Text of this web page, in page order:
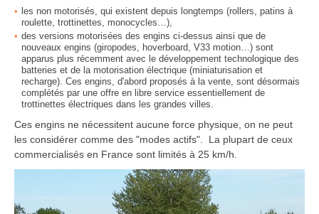
les non motorisés, qui existent depuis longtemps (rollers, patins à
roulette, trottinettes, monocycles…),
des versions motorisées des engins ci-dessus ainsi que de
nouveaux engins (giropodes, hoverboard, V33 motion…) sont
apparus plus récemment avec le développement technologique des
batteries et de la motorisation électrique (miniaturisation et
recharge). Ces engins, d'abord proposés à la vente, sont désormais
complétés par une offre en libre service essentiellement de
trottinettes électriques dans les grandes villes.
Ces engins ne nécessitent aucune force physique, on ne peut
les considérer comme des "modes actifs". La plupart de ceux
commercialisés en France sont limités à 25 km/h.